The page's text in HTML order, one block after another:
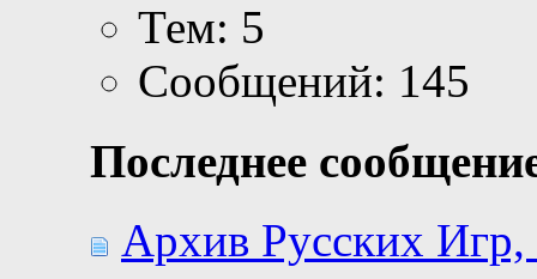
Тем: 5
Сообщений: 145
Последнее
Архив Русских Игр,